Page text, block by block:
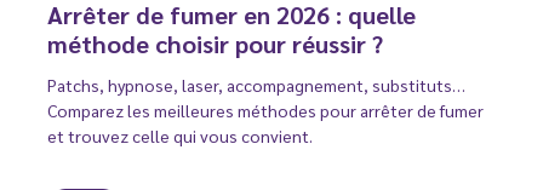
Arrêter de fumer en 2026 : quelle
méthode choisir pour réussir ?
Patchs, hypnose, laser, accompagnement, substituts…
Comparez les meilleures méthodes pour arrêter de fumer
et trouvez celle qui vous convient.